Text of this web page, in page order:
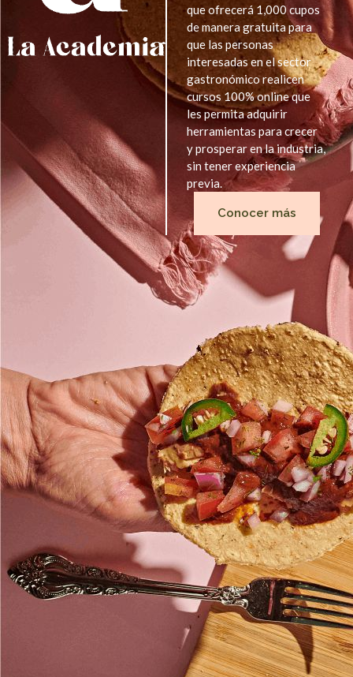
que ofrecerá 1,000 cupos
de manera gratuita para
que las personas
interesadas en el sector
gastronómico realicen
cursos 100% online que
les permita adquirir
herramientas para crecer
y prosperar en la industria,
sin tener experiencia
previa.
Conocer más